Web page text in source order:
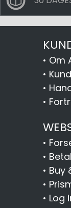
• Om
•
•
•
•
•
• Buy
•
• Log